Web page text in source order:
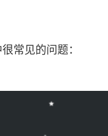
常见的问题：